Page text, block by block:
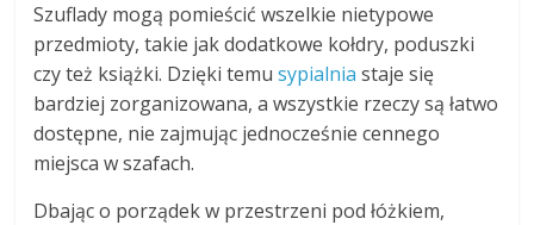
Szuflady mogą pomieścić wszelkie nietypowe
przedmioty, takie jak dodatkowe kołdry, poduszki
czy też książki. Dzięki temusypialnia staje się
bardziej zorganizowana, a wszystkie rzeczy są łatwo
dostępne, nie zajmując jednocześnie cennego
miejsca w szafach.
Dbając o porządek w przestrzeni pod łóżkiem,